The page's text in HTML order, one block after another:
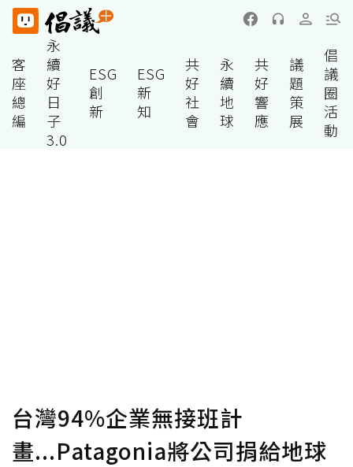
客
座
總
編
永
續
好
日
子
3.0
ESG
創
新
ESG
新
知
共
好
社
會
永
續
地
球
共
好
響
應
議
題
策
展
倡
議
圈
活
動
台灣94%企業無接班計
畫...Patagonia將公司捐給地球